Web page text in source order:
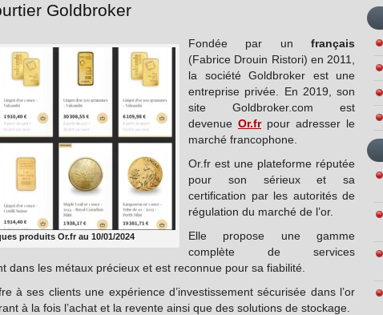
Goldbroker
produits Or.fr au 10/01/2024
Fondée par un français
(Fabrice Drouin Ristori) en 2011,
la société Goldbroker est une
entreprise privée. En 2019, son
site Goldbroker.com est
devenue Or.frpour adresser le
marché francophone.
Or.fr est une plateforme réputée
pour son sérieux et sa
certification par les autorités de
régulation du marché de l’or.
Elle propose une gamme
complète de services
dans les métaux précieux et est reconnue pour sa fiabilité.
à ses clients une expérience d’investissement sécurisée dans l’or
à la fois l’achat et la revente ainsi que des solutions de stockage.